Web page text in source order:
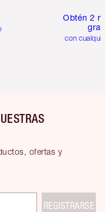
Obtén 2
gratis
con
ofertas y
REGISTRARSE